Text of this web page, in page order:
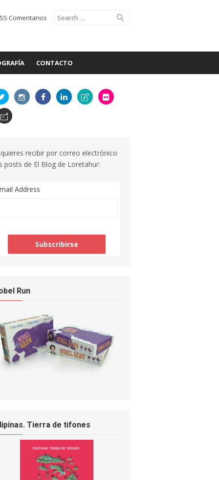
Search
for:
Comentarios
CONTACTO
recibir por correo electrónico
posts de El Blog de Loretahur:
Address
Run
Tierra de tifones